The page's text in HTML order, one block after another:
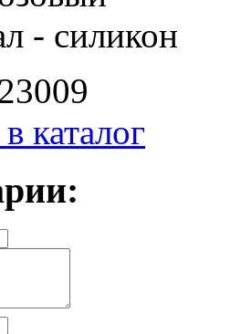
- силикон
каталог